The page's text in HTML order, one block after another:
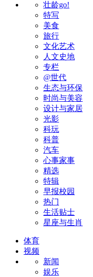
壮龄go!
特写
美食
旅行
文化艺术
人文史地
专栏
@世代
生态与环保
时尚与美容
设计与家居
光影
科玩
科普
汽车
心事家事
精选
特辑
早报校园
热门
生活贴士
星座与生肖
体育
视频
新闻
娱乐